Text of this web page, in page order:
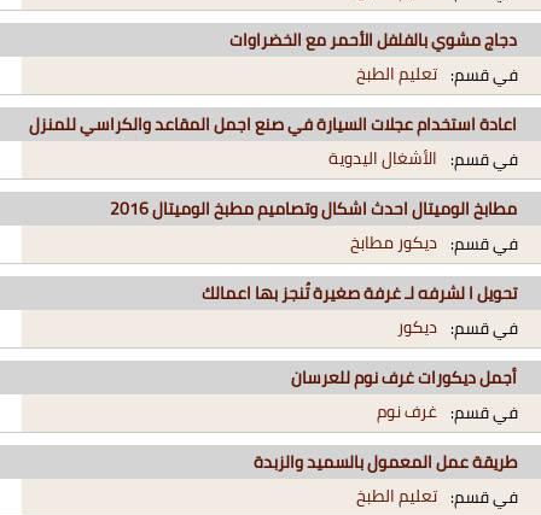
دجاج مشوي بالفلفل الأحمر مع الخضراوات
في قسم: تعليم الطبخ
اعادة استخدام عجلات السيارة في صنع اجمل المقاعد والكراسي للمنزل
في قسم: الأشغال اليدوية
مطابخ الوميتال احدث اشكال وتصاميم مطبخ الوميتال 2016
في قسم: ديكور مطابخ
تحويل ا لشرفه لـ غرفة صغيرة تُنجز بها اعمالك
في قسم: ديكور
أجمل ديكورات غرف نوم للعرسان
في قسم: غرف نوم
طريقة عمل المعمول بالسميد والزبدة
في قسم: تعليم الطبخ